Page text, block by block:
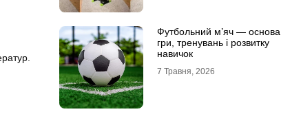
Футбольний м’яч — основа
гри, тренувань і розвитку
навичок
7 Травня, 2026